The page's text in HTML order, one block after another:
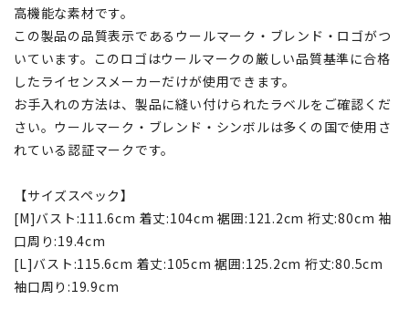
高機能な素材です。
この製品の品質表示であるウールマーク・ブレンド・ロゴがつ
いています。このロゴはウールマークの厳しい品質基準に合格
したライセンスメーカーだけが使用できます。
お手入れの方法は、製品に縫い付けられたラベルをご確認くだ
さい。ウールマーク・ブレンド・シンボルは多くの国で使用さ
れている認証マークです。
【サイズスペック】
[M]バスト:111.6cm 着丈:104cm 裾囲:121.2cm 裄丈:80cm 袖
口周り:19.4cm
[L]バスト:115.6cm 着丈:105cm 裾囲:125.2cm 裄丈:80.5cm
袖口周り:19.9cm